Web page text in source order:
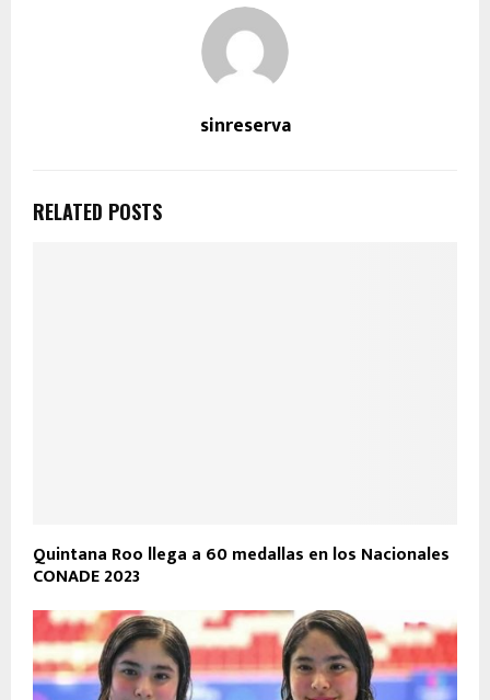
sinreserva
RELATED POSTS
Quintana Roo llega a 60 medallas en los Nacionales
CONADE 2023